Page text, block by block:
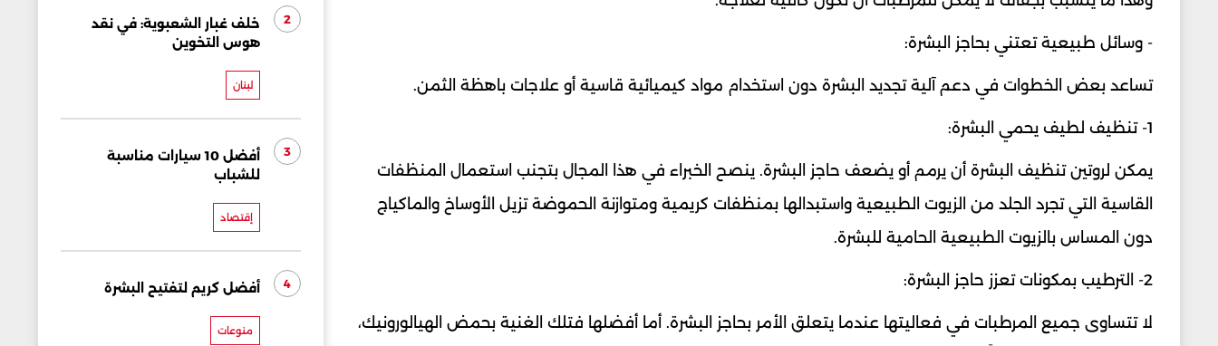
- وسائل طبيعية تعتني بحاجز البشرة:
تساعد بعض الخطوات في دعم آلية تجديد البشرة دون استخدام مواد كيميائية قاسية أو علاجات باهظة الثمن.
1- تنظيف لطيف يحمي البشرة:
يمكن لروتين تنظيف البشرة أن يرمم أو يضعف حاجز البشرة. ينصح الخبراء في هذا المجال بتجنب استعمال المنظفات
القاسية التي تجرد الجلد من الزيوت الطبيعية واستبدالها بمنظفات كريمية ومتوازنة الحموضة تزيل الأوساخ والماكياج
دون المساس بالزيوت الطبيعية الحامية للبشرة.
2- الترطيب بمكونات تعزز حاجز البشرة:
لا تتساوى جميع المرطبات في فعاليتها عندما يتعلق الأمر بحاجز البشرة. أما أفضلها فتلك الغنية بحمض الهيالورونيك،
2
خلف غبار الشعبوية: في نقد
هوس التخوين
لبنان
3
أفضل 10 سيارات مناسبة
للشباب
إقتصاد
4 أفضل كريم لتفتيح البشرة
منوعات